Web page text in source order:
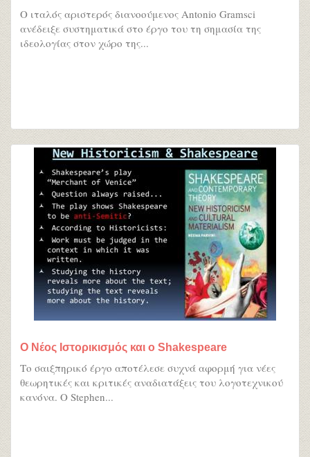
Ο ιταλός αριστερός διανοούμενος Antonio Gramsci
ανέδειξε συστηματικά στο έργο του τη σημασία της
ιδεολογίας στον χώρο της...
Ο Νέος Ιστορικισμός και ο Shakespeare
Το σαιξπηρικό έργο αποτέλεσε συχνά αφορμή για νέες
θεωρητικές και κριτικές αναδιατάξεις του λογοτεχνικού
κανόνα. Ο Stephen...